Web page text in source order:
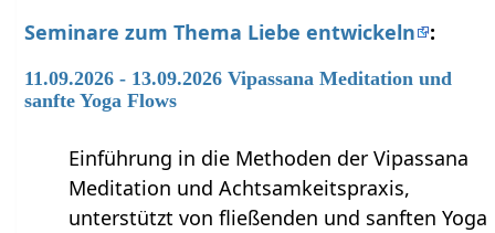
Seminare zum Thema Liebe entwickeln :
11.09.2026 - 13.09.2026 Vipassana Meditation und
sanfte Yoga Flows
Einführung in die Methoden der Vipassana
Meditation und Achtsamkeitspraxis,
unterstützt von fließenden und sanften Yoga